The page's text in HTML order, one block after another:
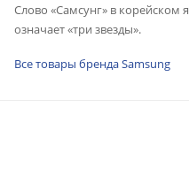
Слово «Самсунг» в корейском
означает «три звезды».
Все товары бренда Samsung